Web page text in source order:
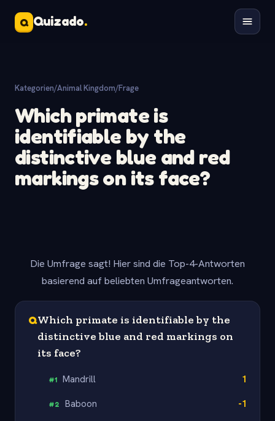
Q Quizado.
Kategorien/Animal Kingdom/Frage
Which primate is
identifiable by the
distinctive blue and red
markings on its face?
Die Umfrage sagt! Hier sind die Top-4-Antworten
basierend auf beliebten Umfrageantworten.
QWhich primate is identifiable by the
distinctive blue and red markings on
its face?
#1 Mandrill 1
#2 Baboon -1